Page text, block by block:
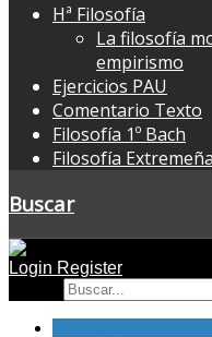
Hª Filosofía
La filosofía
empirismo
Ejercicios PAU
Comentario Texto
Filosofía 1º Bach
Filosofía Extremeña
Buscar
Login Register